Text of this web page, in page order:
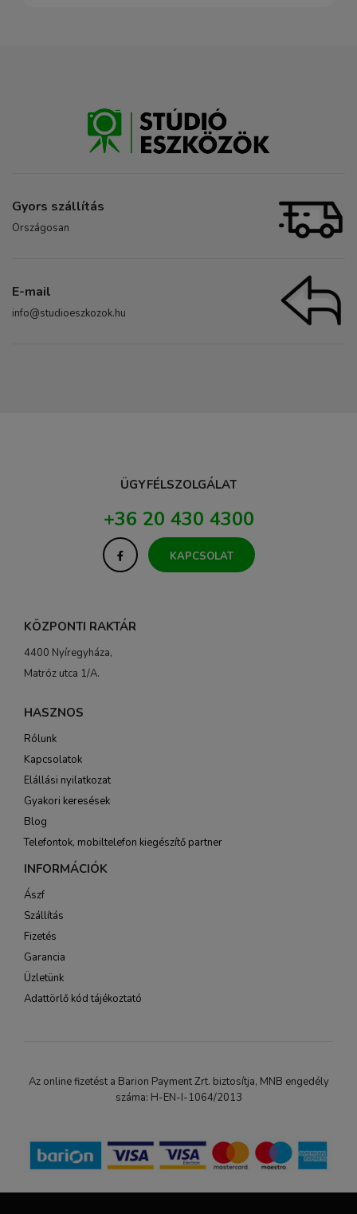
Gyors szállítás
Országosan
E-mail
info@studioeszkozok.hu
ÜGYFÉLSZOLGÁLAT
+36 20 430 4300
KAPCSOLAT
KÖZPONTI RAKTÁR
4400 Nyíregyháza,
Matróz utca 1/A.
HASZNOS
Rólunk
Kapcsolatok
Elállási nyilatkozat
Gyakori keresések
Blog
Telefontok, mobiltelefon kiegészítő partner
INFORMÁCIÓK
Ászf
Szállítás
Fizetés
Garancia
Üzletünk
Adattörlő kód tájékoztató
Az online fizetést a Barion Payment Zrt. biztosítja, MNB engedély
száma: H-EN-I-1064/2013